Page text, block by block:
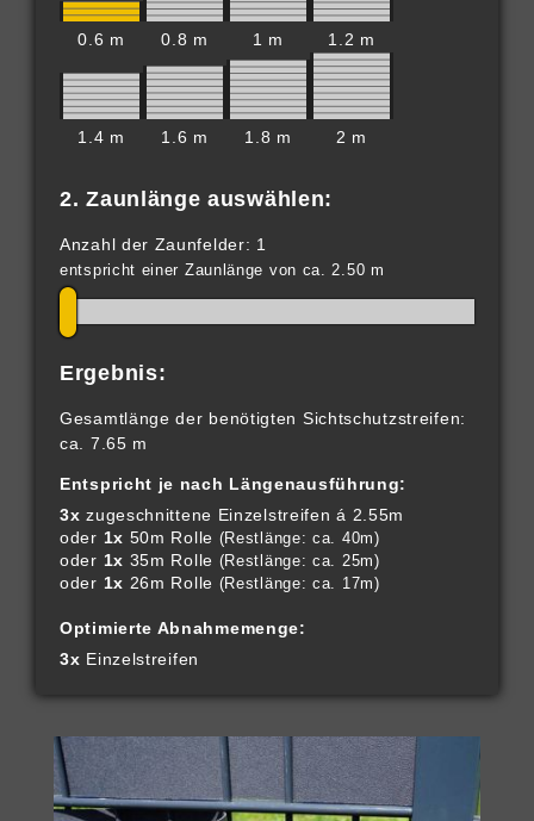
0.6 m 0.8 m 1 m 1.2 m
1.4 m 1.6 m 1.8 m 2 m
2. Zaunlänge auswählen:
Anzahl der Zaunfelder: 1
entspricht einer Zaunlänge von ca. 2.50 m
Ergebnis:
Gesamtlänge der benötigten Sichtschutzstreifen:
ca. 7.65 m
Entspricht je nach Längenausführung:
3x zugeschnittene Einzelstreifen á 2.55m
oder 1x 50m Rolle (Restlänge: ca. 40m)
oder 1x 35m Rolle (Restlänge: ca. 25m)
oder 1x 26m Rolle (Restlänge: ca. 17m)
Optimierte Abnahmemenge:
3x Einzelstreifen